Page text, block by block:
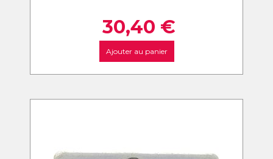
30,40 €
Ajouter au panier